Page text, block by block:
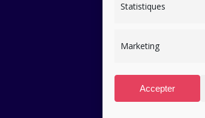
Statistiques
Marketing
Accepter